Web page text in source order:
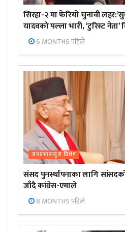
सिरहा-२ मा फेरियो चुनावी
यादवको पल्ला भारी, ‘टुरिस्ट
6 MONTHS पहिले
जनप्रभाबन्युज विशेष
संसद पुनर्स्थापनाका लागि
जाँदै कांग्रेस-एमाले
8 MONTHS पहिले